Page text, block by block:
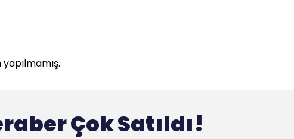
Çok Satıldı!